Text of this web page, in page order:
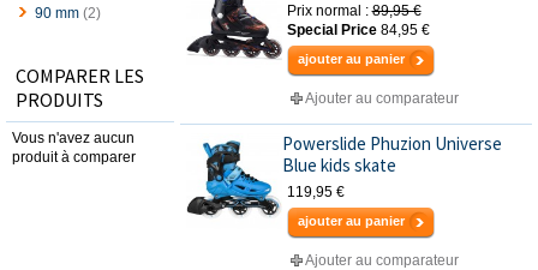
Prix normal : 89,95 €
Special Price 84,95 €
ajouter au panier
Ajouter au comparateur
Powerslide Phuzion Universe
Blue kids skate
119,95 €
ajouter au panier
Ajouter au comparateur
90 mm (2)
COMPARER LES
PRODUITS
Vous n'avez aucun
produit à comparer